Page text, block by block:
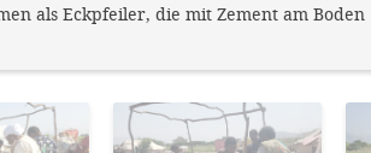
als Eckpfeiler, die mit Zement am Boden